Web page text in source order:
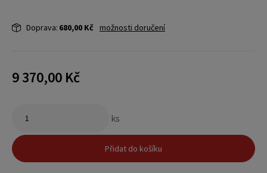
Doprava: 680,00 Kč možnosti doručení
9 370,00 Kč
ks
Přidat do košíku